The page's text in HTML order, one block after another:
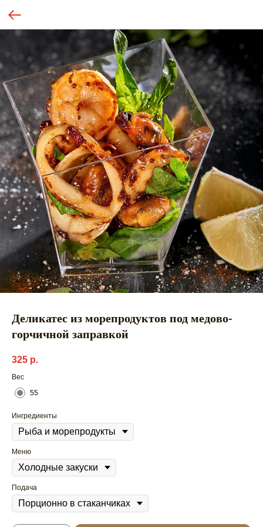
Деликатес из морепродуктов под медово-
горчичной заправкой
325 р.
Вес
55
Ингредиенты
Меню
Подача